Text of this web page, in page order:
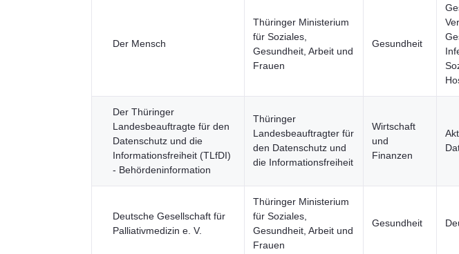
Der Mensch
Thüringer Ministerium
für Soziales,
Gesundheit, Arbeit und
Frauen
Gesundheit
Der Thüringer
Landesbeauftragte für den
Datenschutz und die
Informationsfreiheit (TLfDI)
- Behördeninformation
Thüringer
Landesbeauftragter für
den Datenschutz und
die Informationsfreiheit
Wirtschaft
und
Finanzen
Deutsche Gesellschaft für
Palliativmedizin e. V.
Thüringer Ministerium
für Soziales,
Gesundheit, Arbeit und
Frauen
Gesundheit